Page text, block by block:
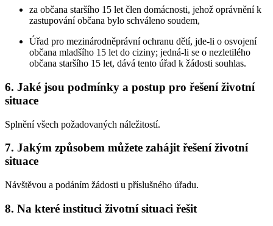
za občana staršího 15 let člen domácnosti, jehož oprávnění k
zastupování občana bylo schváleno soudem,
Úřad pro mezinárodněprávní ochranu dětí, jde-li o osvojení
občana mladšího 15 let do ciziny; jedná-li se o nezletilého
občana staršího 15 let, dává tento úřad k žádosti souhlas.
6. Jaké jsou podmínky a postup pro řešení životní
situace
Splnění všech požadovaných náležitostí.
7. Jakým způsobem můžete zahájit řešení životní
situace
Návštěvou a podáním žádosti u příslušného úřadu.
8. Na které instituci životní situaci řešit